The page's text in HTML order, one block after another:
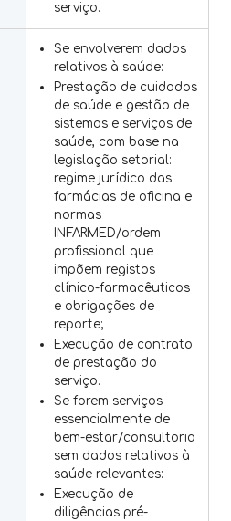
serviço.
Se envolverem dados
relativos à saúde:
Prestação de cuidados
de saúde e gestão de
sistemas e serviços de
saúde, com base na
legislação setorial:
regime jurídico das
farmácias de oficina e
normas
INFARMED/ordem
profissional que
impõem registos
clínico-farmacêuticos
e obrigações de
reporte;
Execução de contrato
de prestação do
serviço.
Se forem serviços
essencialmente de
bem-estar/consultoria
sem dados relativos à
saúde relevantes:
Execução de
diligências pré-